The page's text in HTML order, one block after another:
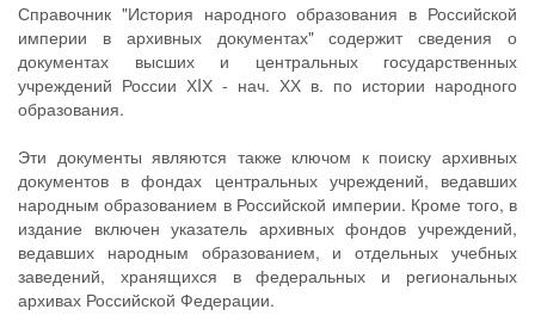
Справочник "История народного образования в Российской
империи в архивных документах" содержит сведения о
документах высших и центральных государственных
учреждений России ХIХ - нач. ХХ в. по истории народного
образования.
Эти документы являются также ключом к поиску архивных
документов в фондах центральных учреждений, ведавших
народным образованием в Российской империи. Кроме того, в
издание включен указатель архивных фондов учреждений,
ведавших народным образованием, и отдельных учебных
заведений, хранящихся в федеральных и региональных
архивах Российской Федерации.